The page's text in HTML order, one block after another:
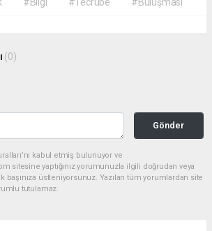
(0)
Gönder
kabul etmiş bulunuyor ve
sitesine yaptığınız yorumunuzla ilgili doğrudan veya
başınıza üstleniyorsunuz. Yazılan tüm yorumlardan site
tutulamaz.